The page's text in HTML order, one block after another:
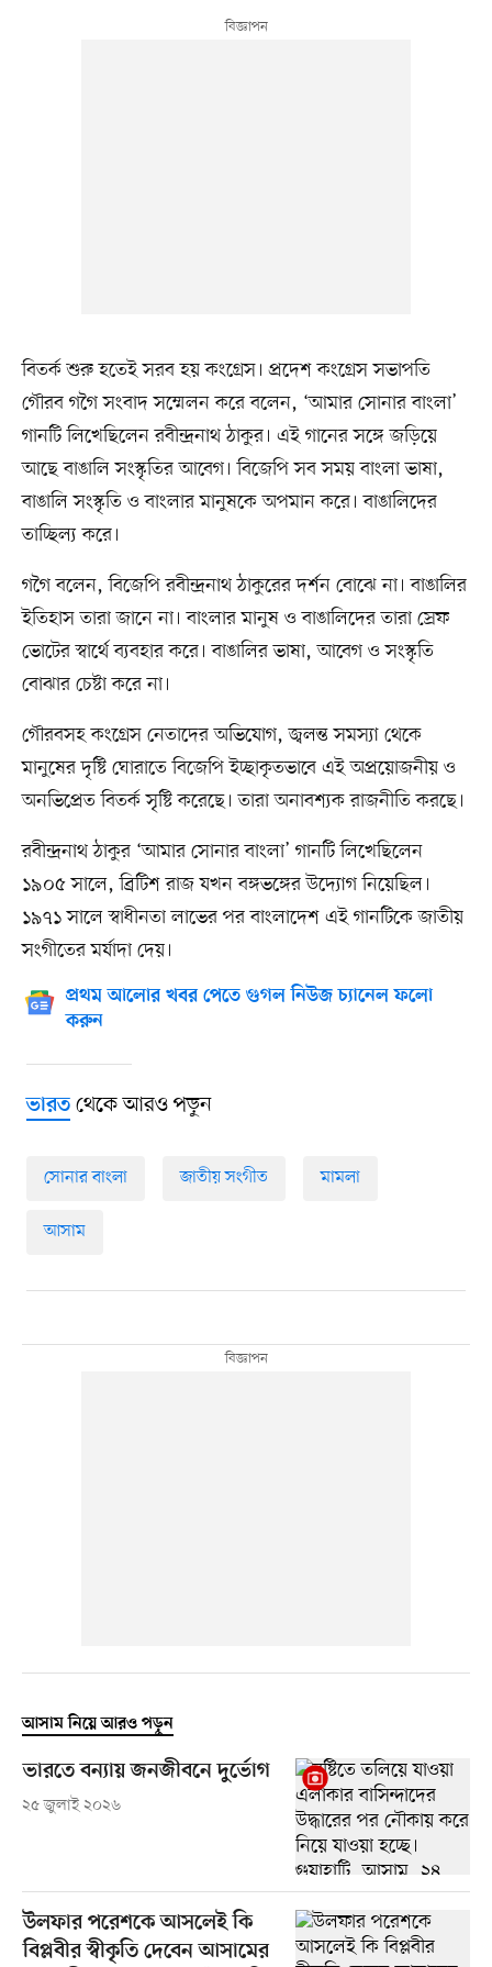
বিতর্ক শুরু হতেই সরব হয় কংগ্রেস। প্রদেশ কংগ্রেস সভাপতি
গৌরব গগৈ সংবাদ সম্মেলন করে বলেন, ‘আমার সোনার বাংলা’
গানটি লিখেছিলেন রবীন্দ্রনাথ ঠাকুর। এই গানের সঙ্গে জড়িয়ে
আছে বাঙালি সংস্কৃতির আবেগ। বিজেপি সব সময় বাংলা ভাষা,
বাঙালি সংস্কৃতি ও বাংলার মানুষকে অপমান করে। বাঙালিদের
তাচ্ছিল্য করে।
গগৈ বলেন, বিজেপি রবীন্দ্রনাথ ঠাকুরের দর্শন বোঝে না। বাঙালির
ইতিহাস তারা জানে না। বাংলার মানুষ ও বাঙালিদের তারা স্রেফ
ভোটের স্বার্থে ব্যবহার করে। বাঙালির ভাষা, আবেগ ও সংস্কৃতি
বোঝার চেষ্টা করে না।
গৌরবসহ কংগ্রেস নেতাদের অভিযোগ, জ্বলন্ত সমস্যা থেকে
মানুষের দৃষ্টি ঘোরাতে বিজেপি ইচ্ছাকৃতভাবে এই অপ্রয়োজনীয় ও
অনভিপ্রেত বিতর্ক সৃষ্টি করেছে। তারা অনাবশ্যক রাজনীতি করছে।
রবীন্দ্রনাথ ঠাকুর ‘আমার সোনার বাংলা’ গানটি লিখেছিলেন
১৯০৫ সালে, ব্রিটিশ রাজ যখন বঙ্গভঙ্গের উদ্যোগ নিয়েছিল।
১৯৭১ সালে স্বাধীনতা লাভের পর বাংলাদেশ এই গানটিকে জাতীয়
সংগীতের মর্যাদা দেয়।
প্রথম আলোর খবর পেতে গুগল নিউজ চ্যানেল ফলো
করুন
ভারতথেকে আরও পড়ুন
সোনার বাংলা জাতীয় সংগীত মামলা
আসাম
আসাম নিয়ে আরও পড়ুন
ভারতে বন্যায় জনজীবনে দুর্ভোগ
২৫ জুলাই ২০২৬
উলফার পরেশকে আসলেই কি
বিপ্লবীর স্বীকৃতি দেবেন আসামের